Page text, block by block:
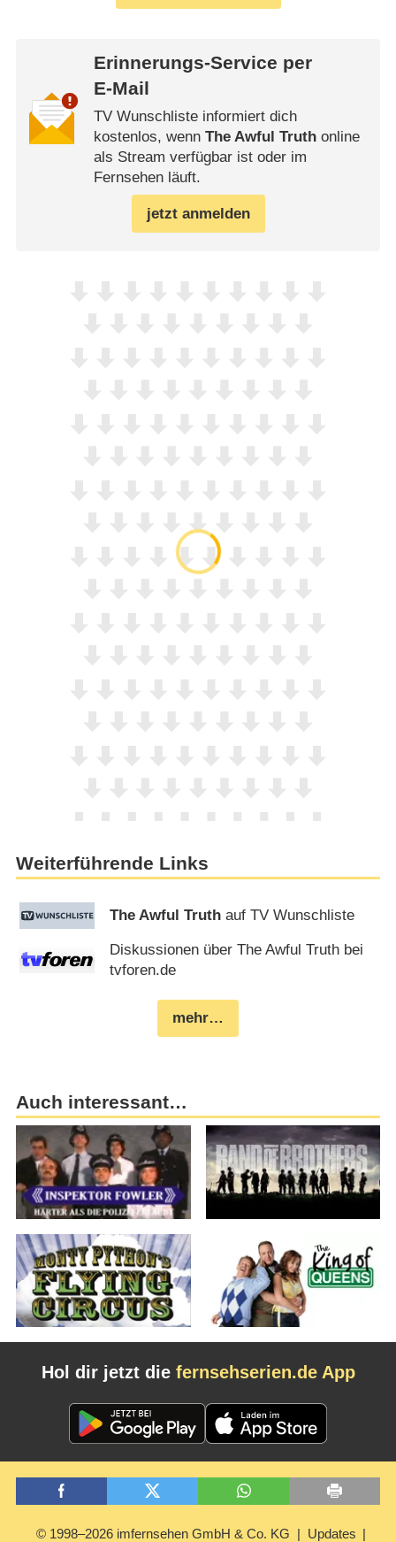
Erinnerungs-Service per
E-Mail
TV Wunschliste informiert dich
kostenlos, wenn The Awful Truthonline
als Stream verfügbar ist oder im
Fernsehen läuft.
jetzt anmelden
Weiterführende Links
The Awful Truth auf TV Wunschliste
Diskussionen über The Awful Truth bei
tvforen.de
mehr…
Auch interessant…
Hol dir jetzt die fernsehserien.de App
© 1998–2026 imfernsehen GmbH & Co. KG Updates